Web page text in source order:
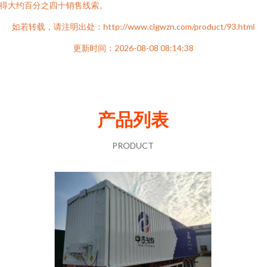
大约百分之四十销售线索。
如若转载，请注明出处：http://www.clgwzn.com/product/93.html
更新时间：2026-08-08 08:14:38
产品列表
PRODUCT